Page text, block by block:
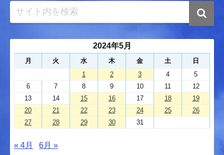
2024年5月
月 火 水 木 金 土
日
1
2 3 4
5
6
7 8 9 10 11
12
13
14 15 16 17 18
19
20
21 22 23 24 25
26
27
28 29 30 31
« 4月 6月 »